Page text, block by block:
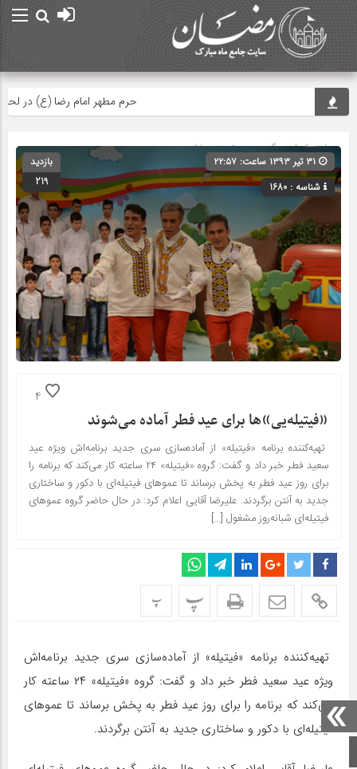
حرم مطهر امام رضا (ع) در لحظه
صفحه اصلی» گروه » دسته‌بندی نشده
شناسه : 1680
بازدید
219
4
«فیتیله‌یی»‌ها برای عید فطر آماده می‌شوند
تهیه‌کننده برنامه «فیتیله» از آماده‌سازی سری جدید برنامه‌اش ویژه عید
سعید فطر خبر داد و گفت: گروه «فیتیله» ۲۴ ساعته کار می‌کند که برنامه را
برای روز عید فطر به پخش برساند تا عموهای فیتیله‌ای با دکور و ساختاری
جدید به آنتن برگردند. علیرضا آقایی اعلام کرد: در حال حاضر گروه عموهای
فیتیله‌ای شبانه‌روز مشغول […]
پ پ
تهیه‌کننده برنامه «فیتیله» از آماده‌سازی سری جدید برنامه‌اش
ویژه عید سعید فطر خبر داد و گفت: گروه «فیتیله» ۲۴ ساعته کار
می‌کند که برنامه را برای روز عید فطر به پخش برساند تا عموهای
فیتیله‌ای با دکور و ساختاری جدید به آنتن برگردند.